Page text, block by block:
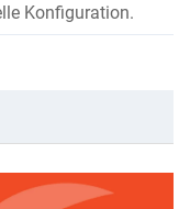
Konfiguration.